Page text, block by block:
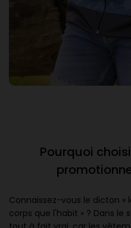
Pourquoi
Connaissez-vous le dicton
corps que l'habit » ? Dans